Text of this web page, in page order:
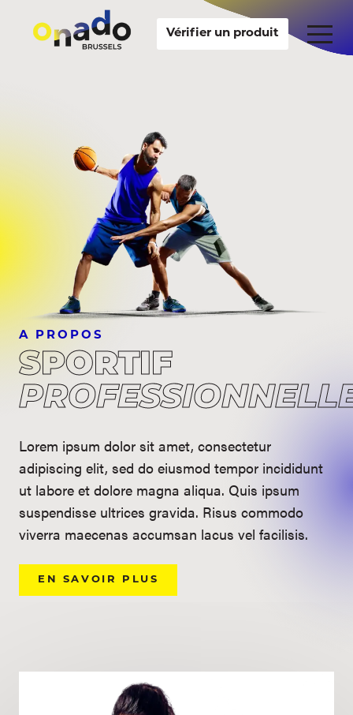
Vérifier un produit
A PROPOS
SPORTIF
Lorem ipsum dolor sit amet, consectetur
adipiscing elit, sed do eiusmod tempor incididunt
ut labore et dolore magna aliqua. Quis ipsum
suspendisse ultrices gravida. Risus commodo
viverra maecenas accumsan lacus vel facilisis.
EN SAVOIR PLUS